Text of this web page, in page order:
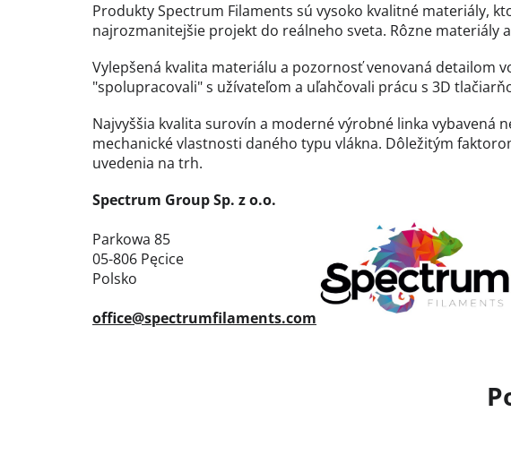
Produkty Spectrum Filaments sú vysoko kvalitné materiály,
najrozmanitejšie projekt do reálneho sveta. Rôzne
Vylepšená kvalita materiálu a pozornosť venovaná detailom
"spolupracovali" s užívateľom a uľahčovali prácu s 3D
Najvyššia kvalita surovín a moderné výrobné linka
mechanické vlastnosti daného typu vlákna. Dôležitým
uvedenia na trh.
Spectrum Group Sp. z o.o.
Parkowa 85
05-806 Pęcice
Polsko
office@spectrumfilaments.com